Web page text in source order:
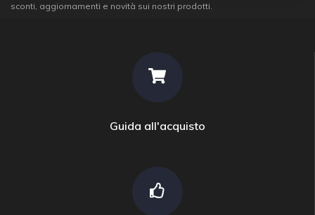
sconti, aggiornamenti e novità sui nostri prodotti.
Guida all'acquisto